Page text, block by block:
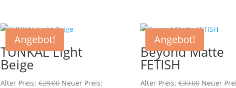
Angebot!
TUNKAL Light
Beige
Alter Preis: €28,00 Ursprünglicher
Neuer Preis:
Angebot!
Beyond Matte
FETISH
Alter Preis: €39,00 Neuer